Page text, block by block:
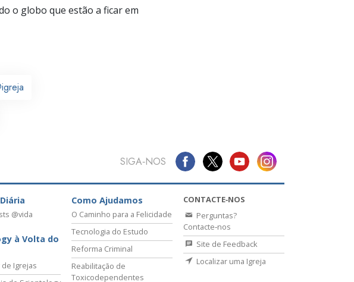
o globo que estão a ficar em
SIGA‑NOS
@vida
à Volta do
Igrejas
Como Ajudamos
O Caminho para a Felicidade
Tecnologia do Estudo
Reforma Criminal
Reabilitação de
Toxicodependentes
CONTACTE‑NOS
Perguntas?
Contacte‑nos
Site de Feedback
Localizar uma Igreja